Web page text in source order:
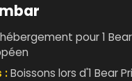
hébergement pour 1 Bear
:Boissons lors d'1 Bear